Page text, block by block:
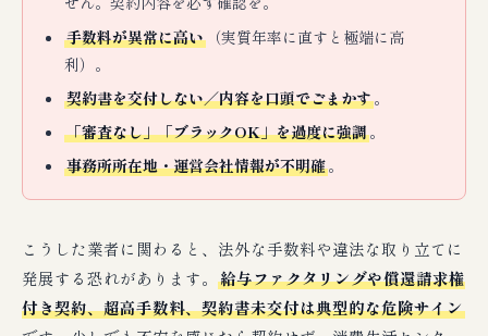
手数料が異常に高い （実質年率に直すと極端に高
利）。
契約書を交付しない／内容を口頭でごまかす。
「審査なし」「ブラックOK」を過度に強調。
事務所所在地・運営会社情報が不明確。
こうした業者に関わると、法外な手数料や違法な取り立てに
発展する恐れがあります。 給与ファクタリングや償還請求権
付き契約、超高手数料、契約書未交付は典型的な危険サイン